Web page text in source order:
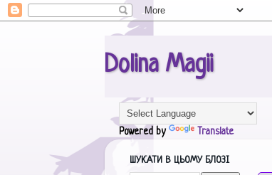
Dolina Magii
Powered by Translate
ШУКАТИ В ЦЬОМУ БЛОЗІ